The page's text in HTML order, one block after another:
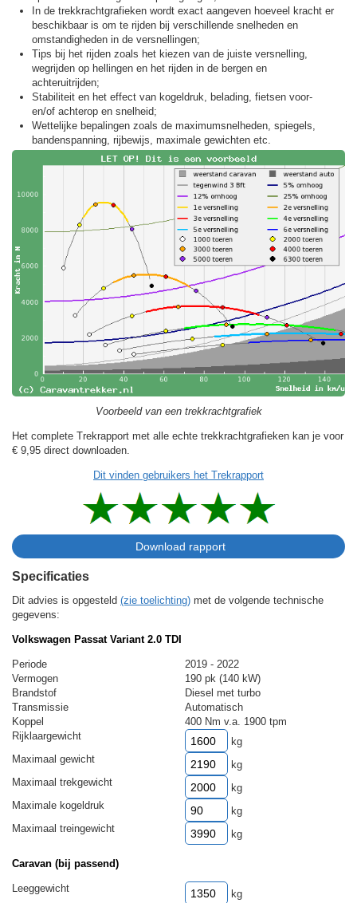
In de trekkracht­grafieken wordt exact aangeven hoeveel kracht er
beschikbaar is om te rijden bij verschillende snelheden en
omstandigheden in de versnellingen;
Tips bij het rijden zoals het kiezen van de juiste versnelling,
wegrijden op hellingen en het rijden in de bergen en
achteruitrijden;
Stabiliteit en het effect van kogeldruk, belading, fietsen voor-
en/of achterop en snelheid;
Wettelijke bepalingen zoals de maximumsnelheden, spiegels,
bandenspanning, rijbewijs, maximale gewichten etc.
Voorbeeld van een trekkrachtgrafiek
Het complete Trekrapport met alle echte trekkrachtgrafieken kan je voor
€ 9,95 direct downloaden.
Dit vinden gebruikers het Trekrapport
Specificaties
Dit advies is opgesteld (zie toelichting) met de volgende technische
gegevens:
Volkswagen Passat Variant 2.0 TDI
Periode
2019 - 2022
Vermogen
190 pk (140 kW)
Brandstof
Diesel met turbo
Transmissie
Automatisch
Koppel
400 Nm v.a. 1900 tpm
Rijklaargewicht
kg
Maximaal gewicht
kg
Maximaal trekgewicht
kg
Maximale kogeldruk
kg
Maximaal treingewicht
kg
Caravan (bij passend)
Leeggewicht kg